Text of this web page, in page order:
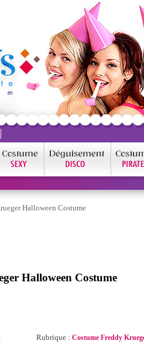
Halloween Costume
Halloween Costume
Rubrique : Costume Freddy